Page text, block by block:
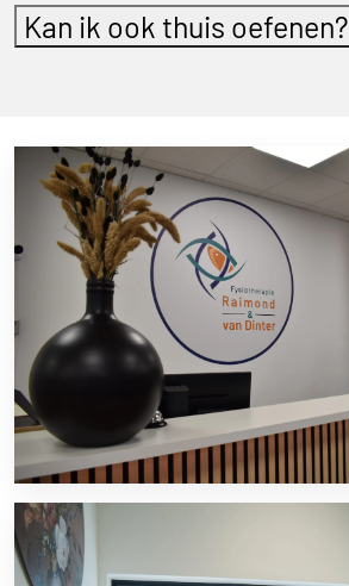
Kan ik ook thuis oefenen?